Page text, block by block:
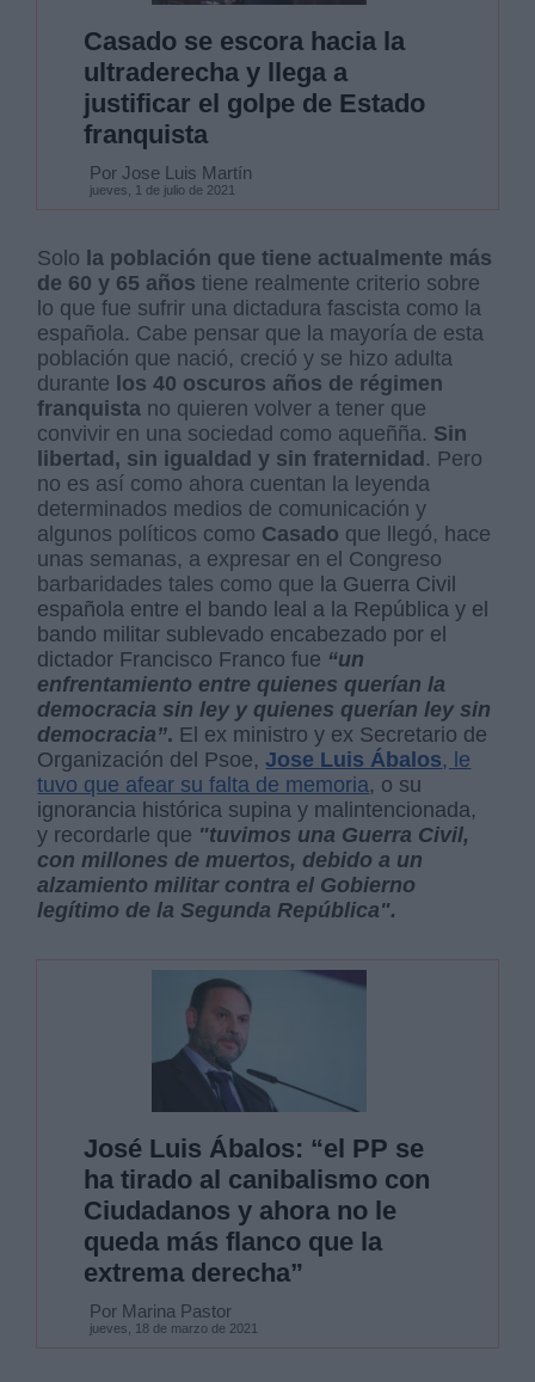
Casado se escora hacia la
ultraderecha y llega a
justificar el golpe de Estado
franquista
Por Jose Luis Martín
jueves, 1 de julio de 2021
Solo la población que tiene actualmente más
de 60 y 65 años tiene realmente criterio sobre
lo que fue sufrir una dictadura fascista como la
española. Cabe pensar que la mayoría de esta
población que nació, creció y se hizo adulta
durante los 40 oscuros años de régimen
franquista no quieren volver a tener que
convivir en una sociedad como aqueñña. Sin
libertad, sin igualdad y sin fraternidad. Pero
no es así como ahora cuentan la leyenda
determinados medios de comunicación y
algunos políticos como Casado que llegó, hace
unas semanas, a expresar en el Congreso
barbaridades tales como que la Guerra Civil
española entre el bando leal a la República y el
bando militar sublevado encabezado por el
dictador Francisco Franco fue “un
enfrentamiento entre quienes querían la
democracia sin ley y quienes querían ley sin
democracia”. El ex ministro y ex Secretario de
Organización del Psoe,Jose Luis Ábalos, le
tuvo que afear su falta de memoria, o su
ignorancia histórica supina y malintencionada,
y recordarle que "tuvimos una Guerra Civil,
con millones de muertos, debido a un
alzamiento militar contra el Gobierno
legítimo de la Segunda República".
José Luis Ábalos: “el PP se
ha tirado al canibalismo con
Ciudadanos y ahora no le
queda más flanco que la
extrema derecha”
Por Marina Pastor
jueves, 18 de marzo de 2021